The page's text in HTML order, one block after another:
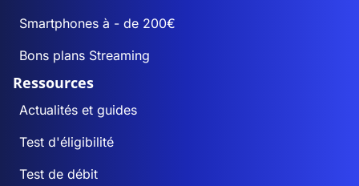
Smartphones à - de 200€
Bons plans Streaming
Ressources
Actualités et guides
Test d'éligibilité
Test de débit